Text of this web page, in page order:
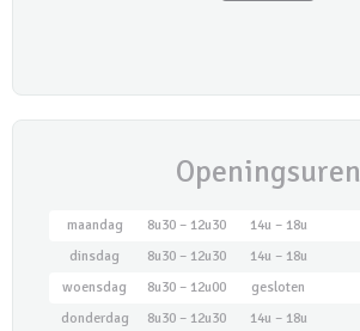
Openingsuren
maandag 8u30 – 12u30
14u – 18u
dinsdag
8u30 – 12u30
14u – 18u
woensdag
8u30 – 12u00
gesloten
donderdag
8u30 – 12u30
14u – 18u